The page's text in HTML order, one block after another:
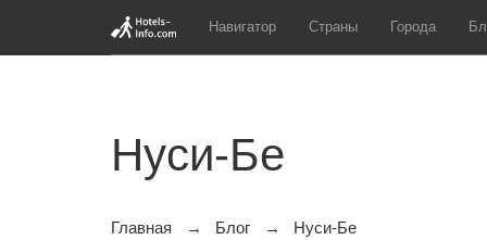
Навигатор Страны Города
Нуси-Бе
Главная Блог Нуси-Бе